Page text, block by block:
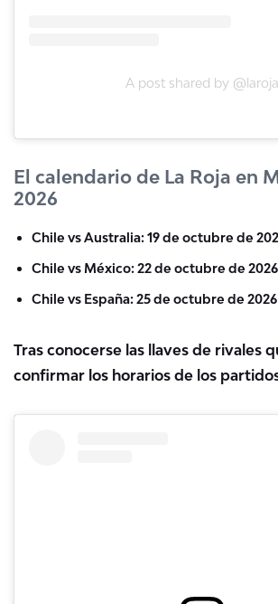
A post shared by @laroja
El calendario de La Roja en
2026
Chile vs Australia: 19 de octubre de
Chile vs México: 22 de octubre de 2026
Chile vs España: 25 de octubre de 2026
Tras conocerse las llaves de rivales
confirmar los horarios de los